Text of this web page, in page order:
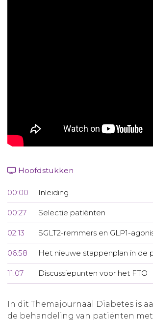
Hoofdstukken
00:00 Inleiding
00:27 Selectie patiënten
02:13 SGLT2-remmers en GLP1-
06:58 Het nieuwe stappenplan in de
11:07 Discussiepunten voor het FTO
In dit Themajournaal Diabetes is
de behandeling van patiënten